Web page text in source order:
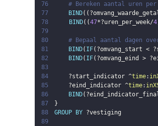
76
# Bereken aantal uren
77
BIND( (
78
BIND( (47*?uren_per_week/4
79
80
# Bepaal aantal dagen
81
BIND( IF( ?omvang_start <
82
BIND( IF( ?omvang_eind >
83
84
?start_indicator ^time:
85
?eind_indicator ^time:
86
BIND(
87
}
88
GROUP BY ?vestiging
89